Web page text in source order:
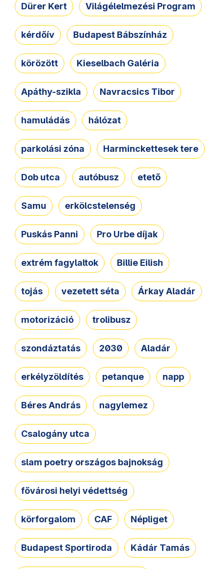
Dürer Kert Világélelmezési Program
kérdőív Budapest Bábszínház
körözött Kieselbach Galéria
Apáthy-szikla Navracsics Tibor
hamuládás hálózat
parkolási zóna Harminckettesek tere
Dob utca autóbusz etető
Samu erkölcstelenség
Puskás Panni Pro Urbe díjak
extrém fagylaltok Billie Eilish
tojás vezetett séta Árkay Aladár
motorizáció trolibusz
szondáztatás 2030 Aladár
erkélyzöldítés petanque napp
Béres András nagylemez
Csalogány utca
slam poetry országos bajnokság
fővárosi helyi védettség
körforgalom CAF Népliget
Budapest Sportiroda Kádár Tamás